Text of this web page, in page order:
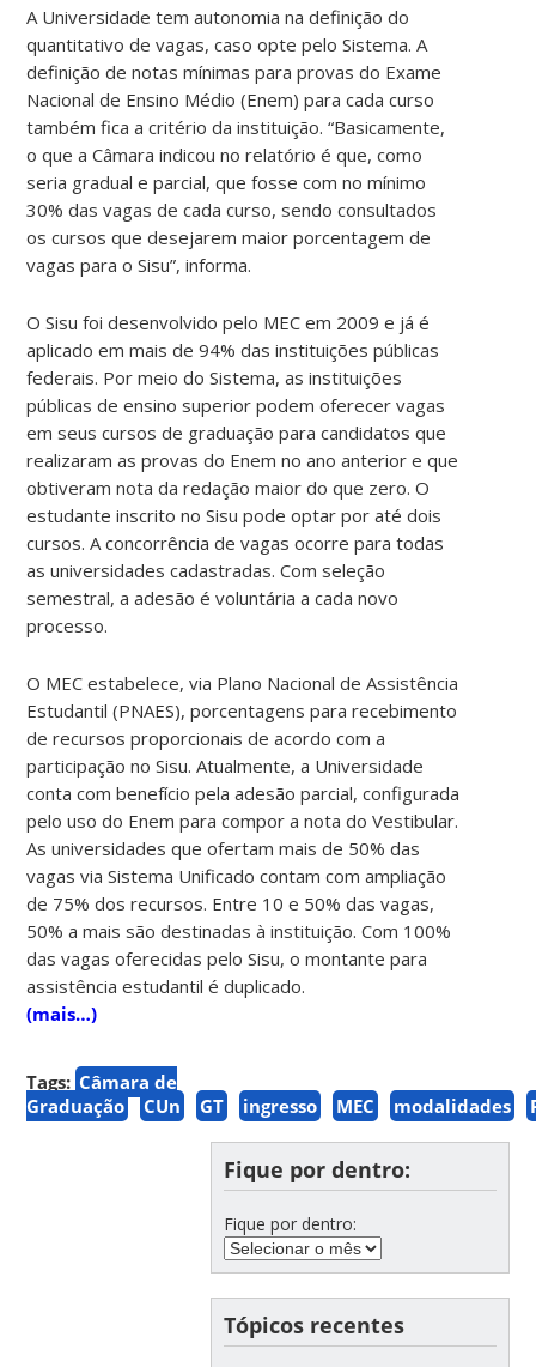
A Universidade tem autonomia na definição do
quantitativo de vagas, caso opte pelo Sistema. A
definição de notas mínimas para provas do Exame
Nacional de Ensino Médio (Enem) para cada curso
também fica a critério da instituição. “Basicamente,
o que a Câmara indicou no relatório é que, como
seria gradual e parcial, que fosse com no mínimo
30% das vagas de cada curso, sendo consultados
os cursos que desejarem maior porcentagem de
vagas para o Sisu”, informa.
O Sisu foi desenvolvido pelo MEC em 2009 e já é
aplicado em mais de 94% das instituições públicas
federais. Por meio do Sistema, as instituições
públicas de ensino superior podem oferecer vagas
em seus cursos de graduação para candidatos que
realizaram as provas do Enem no ano anterior e que
obtiveram nota da redação maior do que zero. O
estudante inscrito no Sisu pode optar por até dois
cursos. A concorrência de vagas ocorre para todas
as universidades cadastradas. Com seleção
semestral, a adesão é voluntária a cada novo
processo.
O MEC estabelece, via Plano Nacional de Assistência
Estudantil (PNAES), porcentagens para recebimento
de recursos proporcionais de acordo com a
participação no Sisu. Atualmente, a Universidade
conta com benefício pela adesão parcial, configurada
pelo uso do Enem para compor a nota do Vestibular.
As universidades que ofertam mais de 50% das
vagas via Sistema Unificado contam com ampliação
de 75% dos recursos. Entre 10 e 50% das vagas,
50% a mais são destinadas à instituição. Com 100%
das vagas oferecidas pelo Sisu, o montante para
assistência estudantil é duplicado.
(mais…)
Tags: Câmara de
Graduação
CUn GT ingresso MEC modalidades
Fique por dentro:
Fique por dentro:
Tópicos recentes